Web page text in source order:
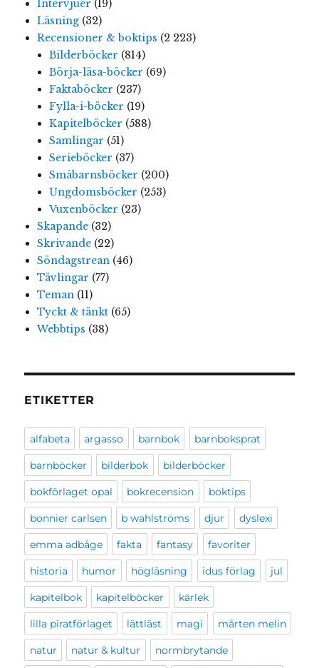
Intervjuer (19)
Läsning(32)
Recensioner & boktips (2 223)
Bilderböcker (814)
Börja-läsa-böcker (69)
Faktaböcker (237)
Fylla-i-böcker (19)
Kapitelböcker (588)
Samlingar (51)
Serieböcker (37)
Småbarnsböcker (200)
Ungdomsböcker (253)
Vuxenböcker (23)
Skapande(32)
Skrivande(22)
Söndagstrean(46)
Tävlingar (77)
Teman(11)
Tyckt & tänkt(65)
Webbtips (38)
ETIKETTER
alfabeta argasso barnbok barnboksprat
barnböcker bilderbok bilderböcker
bokförlaget opal bokrecension boktips
bonnier carlsen b wahlströms djur dyslexi
emma adbåge fakta fantasy favoriter
historia humor högläsning idus förlag jul
kapitelbok kapitelböcker kärlek
lilla piratförlaget lättläst magi mårten melin
natur natur & kultur normbrytande